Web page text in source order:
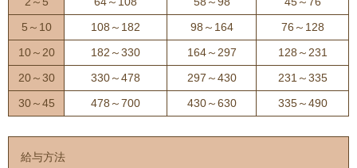
5～10
108～182 98～164
76～128
10～20
182～330 164～297
128～231
20～30
330～478 297～430
231～335
30～45
478～700 430～630 335～490
給与方法